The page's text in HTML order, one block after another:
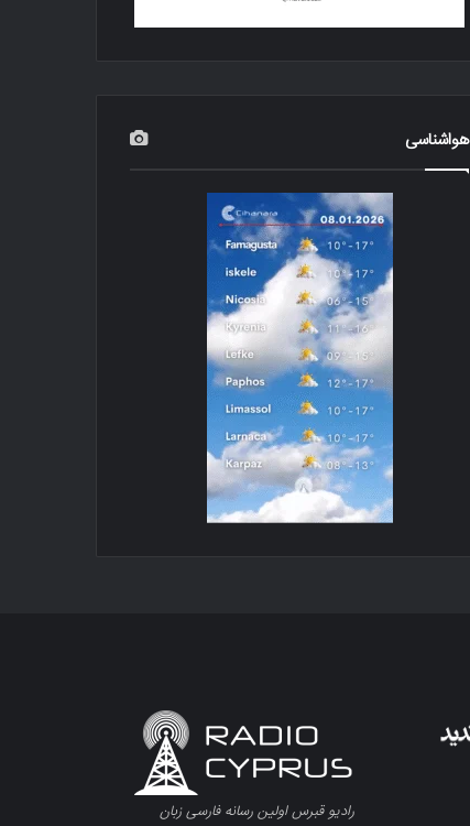
هواشناسی
رادیو قبرس اولین رسانه فارسی زبان